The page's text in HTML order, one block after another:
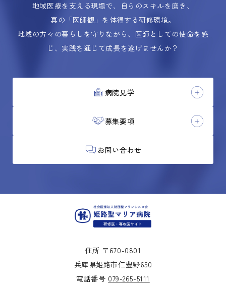
地域医療を支える現場で、自らのスキルを磨き、
真の「医師観」を体得する研修環境。
地域の方々の暮らしを守りながら、医師としての使命を感
じ、実践を通じて成長を遂げませんか？
病院見学
募集要項
お問い合わせ
住所 〒670-0801
兵庫県姫路市仁豊野650
電話番号 079-265-5111